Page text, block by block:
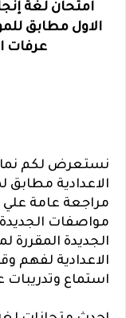
امتحان لغة
عرفات
نستعرض لكم
الاعدادية مطابق
مراجعة عامة علي
مواصفات
الجديدة المقررة
الاعدادية لفهم
استماع